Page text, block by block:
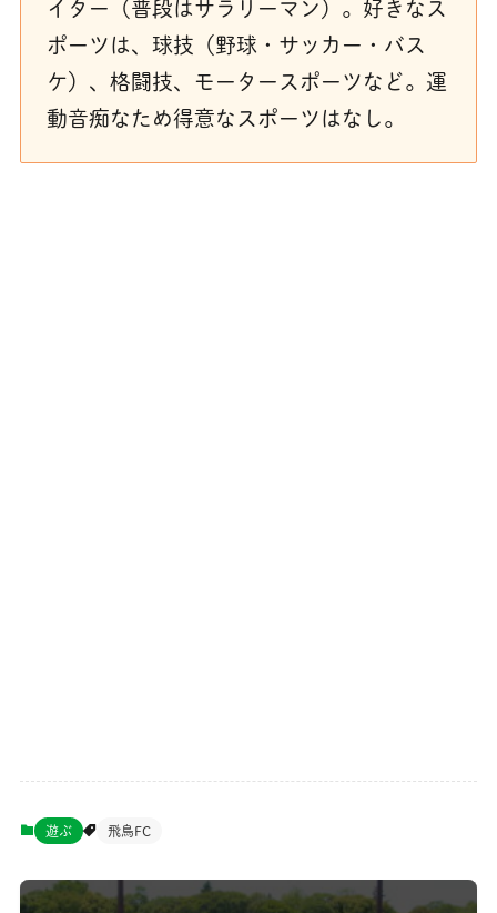
イター（普段はサラリーマン）。好きなス
ポーツは、球技（野球・サッカー・バス
ケ）、格闘技、モータースポーツなど。運
動音痴なため得意なスポーツはなし。
遊ぶ 飛鳥FC